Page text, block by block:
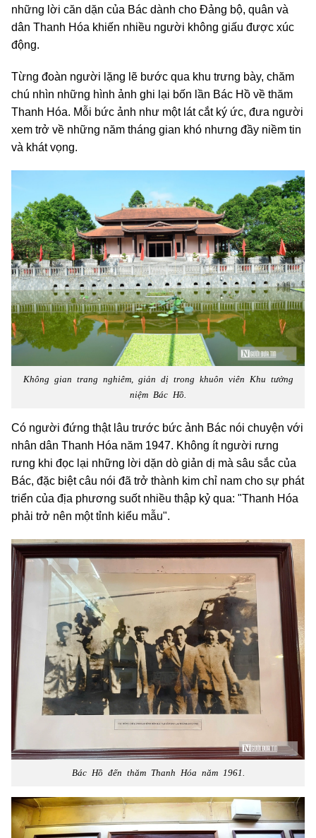
những lời căn dặn của Bác dành cho Đảng bộ, quân và
dân Thanh Hóa khiến nhiều người không giấu được xúc
động.
Từng đoàn người lặng lẽ bước qua khu trưng bày, chăm
chú nhìn những hình ảnh ghi lại bốn lần Bác Hồ về thăm
Thanh Hóa. Mỗi bức ảnh như một lát cắt ký ức, đưa người
xem trở về những năm tháng gian khó nhưng đầy niềm tin
và khát vọng.
Không gian trang nghiêm, giản dị trong khuôn viên Khu tưởng
niệm Bác Hồ.
Có người đứng thật lâu trước bức ảnh Bác nói chuyện với
nhân dân Thanh Hóa năm 1947. Không ít người rưng
rưng khi đọc lại những lời dặn dò giản dị mà sâu sắc của
Bác, đặc biệt câu nói đã trở thành kim chỉ nam cho sự phát
triển của địa phương suốt nhiều thập kỷ qua: "Thanh Hóa
phải trở nên một tỉnh kiểu mẫu".
Bác Hồ đến thăm Thanh Hóa năm 1961.